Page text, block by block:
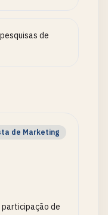
de
de Marketing
de